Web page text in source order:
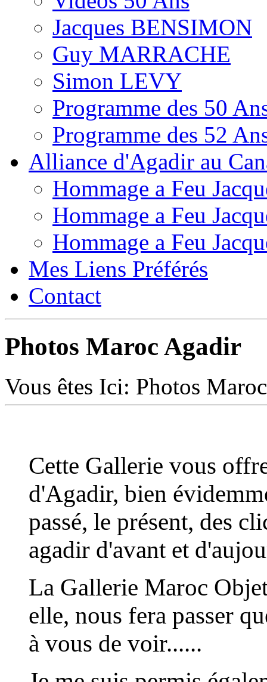
Jacques BENSIMON
Guy MARRACHE
Simon LEVY
Programme des 50
Programme des 52
Alliance d'Agadir au
Hommage a Feu
Hommage a Feu
Hommage a Feu
Mes Liens Préférés
Contact
Photos Maroc Agadir
Vous êtes Ici: Photos
Cette Gallerie vous
d'Agadir, bien
passé, le présent, des
agadir d'avant et
La Gallerie Maroc
elle, nous fera passer
à vous de voir......